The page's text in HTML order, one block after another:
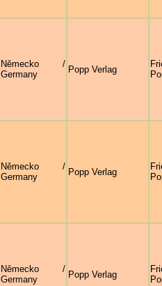
Německo /
Germany
Popp Verlag
Německo /
Germany
Popp Verlag
Německo /
Germany
Popp Verlag